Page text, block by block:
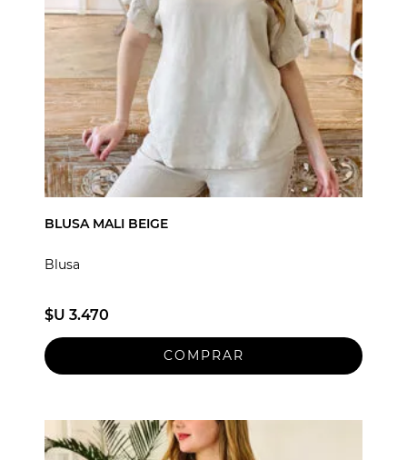
BLUSA MALI BEIGE
Blusa
$U 3.470